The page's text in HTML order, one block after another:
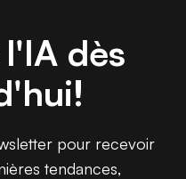
dès
pour recevoir
tendances,